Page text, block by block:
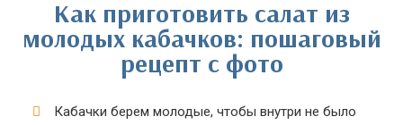
Как приготовить салат из
молодых кабачков: пошаговый
рецепт с фото
Кабачки берем молодые, чтобы внутри не было